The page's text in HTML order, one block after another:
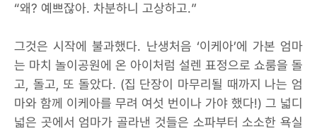
“왜? 예쁘잖아. 차분하니 고상하고.”
그것은 시작에 불과했다. 난생처음 ‘이케아’에 가본 엄마
는 마치 놀이공원에 온 아이처럼 설렌 표정으로 쇼룸을 돌
고, 돌고, 또 돌았다. (집 단장이 마무리될 때까지 나는 엄
마와 함께 이케아를 무려 여섯 번이나 가야 했다!) 그 넓디
넓은 곳에서 엄마가 골라낸 것들은 소파부터 소소한 욕실